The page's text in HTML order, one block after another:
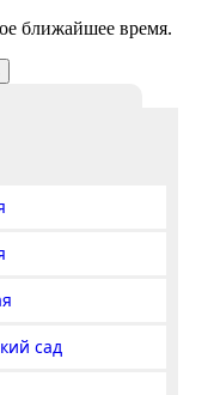
ближайшее время.
сад